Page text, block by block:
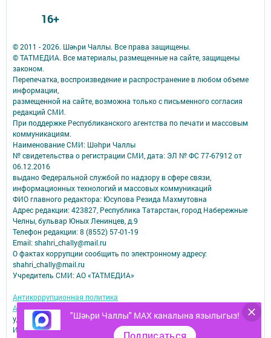
"Шәһри Чаллы" MAX каналына язылыгыз!
Подписаться
© 2011 - 2026. Шәһри Чаллы. Все права защищены.
© ТАТМЕДИА. Все материалы, размещенные на сайте, защищены
законом.
Перепечатка, воспроизведение и распространение в любом объеме
информации,
размещенной на сайте, возможна только с письменного согласия
редакций СМИ.
При поддержке Республиканского агентства по печати и массовым
коммуникациям.
Наименование СМИ: Шəhри Чаллы
№ свидетельства о регистрации СМИ, дата: ЭЛ № ФС 77-67912 от
06.12.2016
выдано Федеральной службой по надзору в сфере связи,
информационных технологий и массовых коммуникаций
ФИО главного редактора: Юсупова Резида Махмутовна
Адрес редакции: 423827, Республика Татарстан, город Набережные
Челны, бульвар Юных Ленинцев, д.9
Телефон редакции: 8 (8552) 57-01-19
Email: shahri_chally@mail.ru
О фактах коррупции сообщить по электронному адресу:
shahri_chally@mail.ru
Учредитель СМИ: АО «ТАТМЕДИА»
Антикоррупционная политика
АО «ТАТМЕДИА» использует «cookie»
для персонализации сервисов и
удобства пользователей сайтом.
Использование «cookie» можно отменить в настройках браузера.
16+